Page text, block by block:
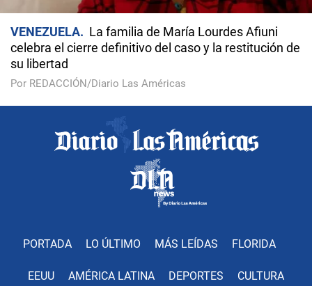
VENEZUELA
La familia de María Lourdes Afiuni
celebra el cierre definitivo del caso y la restitución de
su libertad
Por REDACCIÓN/Diario Las Américas
PORTADA LO ÚLTIMO MÁS LEÍDAS FLORIDA
EEUU AMÉRICA LATINA DEPORTES CULTURA